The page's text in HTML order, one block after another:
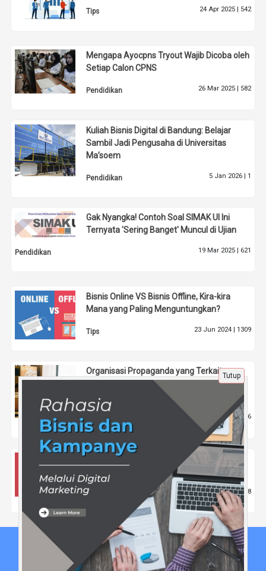
Tips 24 Apr 2025 | 542
Mengapa Ayocpns Tryout Wajib Dicoba oleh
Setiap Calon CPNS
Pendidikan 26 Mar 2025 | 582
Kuliah Bisnis Digital di Bandung: Belajar
Sambil Jadi Pengusaha di Universitas
Ma’soem
Pendidikan 5 Jan 2026 | 1
Gak Nyangka! Contoh Soal SIMAK UI Ini
Ternyata 'Sering Banget' Muncul di Ujian
Pendidikan 19 Mar 2025 | 621
Bisnis Online VS Bisnis Offline, Kira-kira
Mana yang Paling Menguntungkan?
Tips 23 Jun 2024 | 1309
Organisasi Propaganda yang Terkait
dengan Jargon: Tinjauan dari Perspektif
Sosial dan Politik
Pendidikan 10 Mar 2025 |676
Profil Lengkap Kaisar Kiasa Kasih Said
Putra, Legislator Muda PDI-P
Politik 28 Jun 2025 |698
Beranda Tentang Kami
Tutup